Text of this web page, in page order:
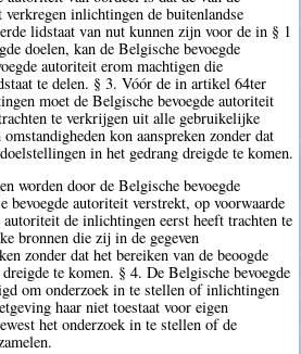
inlichtingen de buitenlandse
lidstaat van nut kunnen zijn voor de in § 1
doelen, kan de Belgische bevoegde
autoriteit erom machtigen die
te delen. § 3. Vóór de in artikel 64ter
moet de Belgische bevoegde autoriteit
te verkrijgen uit alle gebruikelijke
kon aanspreken zonder dat
in het gedrang dreigde te komen.
worden door de Belgische bevoegde
bevoegde autoriteit verstrekt, op voorwaarde
autoriteit de inlichtingen eerst heeft trachten te
bronnen die zij in de gegeven
zonder dat het bereiken van de beoogde
te komen. § 4. De Belgische bevoegde
om onderzoek in te stellen of inlichtingen
haar niet toestaat voor eigen
het onderzoek in te stellen of de